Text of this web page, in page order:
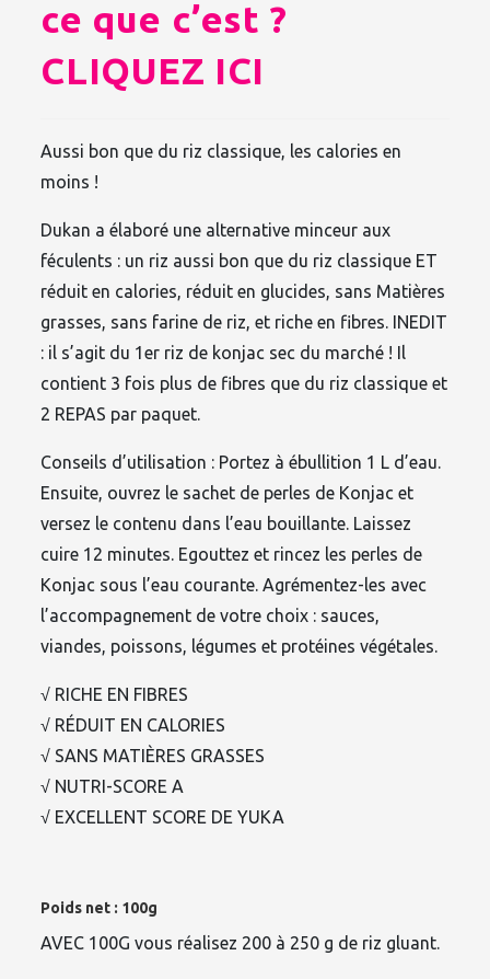
ce que c’est ?
CLIQUEZ ICI
Aussi bon que du riz classique, les calories en
moins !
Dukan a élaboré une alternative minceur aux
féculents : un riz aussi bon que du riz classique ET
réduit en calories, réduit en glucides, sans Matières
grasses, sans farine de riz, et riche en fibres. INEDIT
: il s’agit du 1er riz de konjac sec du marché ! Il
contient 3 fois plus de fibres que du riz classique et
2 REPAS par paquet.
Conseils d’utilisation : Portez à ébullition 1 L d’eau.
Ensuite, ouvrez le sachet de perles de Konjac et
versez le contenu dans l’eau bouillante. Laissez
cuire 12 minutes. Egouttez et rincez les perles de
Konjac sous l’eau courante. Agrémentez-les avec
l’accompagnement de votre choix : sauces,
viandes, poissons, légumes et protéines végétales.
√ RICHE EN FIBRES
√ RÉDUIT EN CALORIES
√ SANS MATIÈRES GRASSES
√ NUTRI-SCORE A
√ EXCELLENT SCORE DE YUKA
Poids net : 100g
AVEC 100G vous réalisez 200 à 250 g de riz gluant.